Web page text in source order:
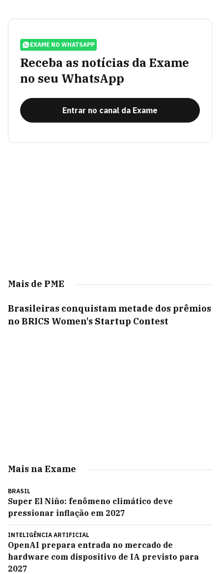
EXAME NO WHATSAPP
Receba as notícias da Exame
no seu WhatsApp
Entrar no canal da Exame
Mais de PME
Brasileiras conquistam metade dos prêmios
no BRICS Women's Startup Contest
Mais na Exame
BRASIL
Super El Niño: fenômeno climático deve
pressionar inflação em 2027
INTELIGÊNCIA ARTIFICIAL
OpenAI prepara entrada no mercado de
hardware com dispositivo de IA previsto para
2027